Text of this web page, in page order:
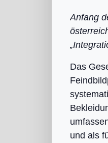
Anfang
Das
und als